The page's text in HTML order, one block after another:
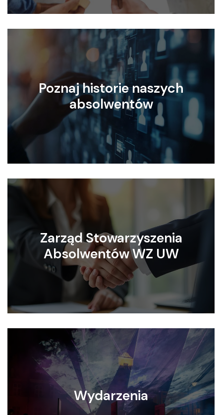
Poznaj historie naszych
absolwentów
Zarząd Stowarzyszenia
Absolwentów WZ UW
Wydarzenia